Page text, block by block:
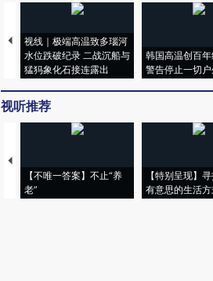
视线｜极端高温致多瑙河
水位跌破纪录 二战沉船与
猛犸象化石接连露出
韩国高温创百
警告停止一切
视听推荐
【不唯一答案】不止“养
老”
【特别呈现】
有意思的生活方